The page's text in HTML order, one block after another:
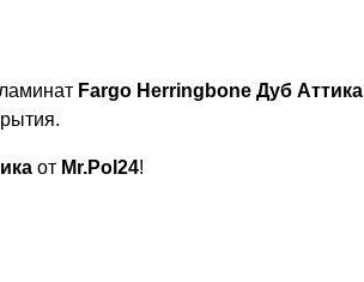
Fargo Herringbone Дуб Аттика
от Mr.Pol24!